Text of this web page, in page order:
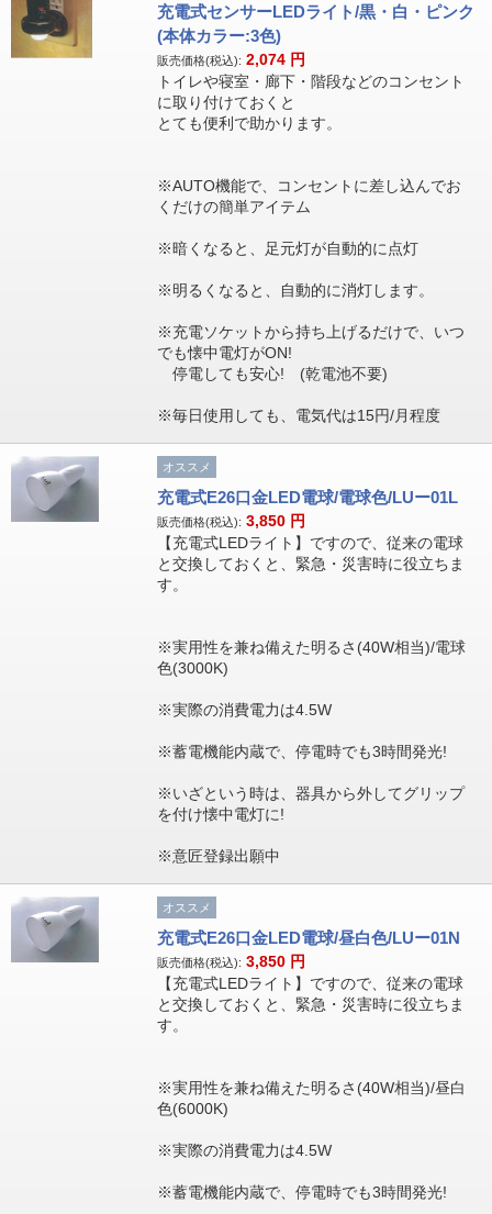
充電式センサーLEDライト/黒・白・ピンク
(本体カラー:3色)
販売価格(税込): 2,074 円
トイレや寝室・廊下・階段などのコンセント
に取り付けておくと
とても便利で助かります。
※AUTO機能で、コンセントに差し込んでお
くだけの簡単アイテム
※暗くなると、足元灯が自動的に点灯
※明るくなると、自動的に消灯します。
※充電ソケットから持ち上げるだけで、いつ
でも懐中電灯がON!
停電しても安心! (乾電池不要)
※毎日使用しても、電気代は15円/月程度
オススメ
充電式E26口金LED電球/電球色/LUー01L
販売価格(税込): 3,850 円
【充電式LEDライト】ですので、従来の電球
と交換しておくと、緊急・災害時に役立ちま
す。
※実用性を兼ね備えた明るさ(40W相当)/電球
色(3000K)
※実際の消費電力は4.5W
※蓄電機能内蔵で、停電時でも3時間発光!
※いざという時は、器具から外してグリップ
を付け懐中電灯に!
※意匠登録出願中
オススメ
充電式E26口金LED電球/昼白色/LUー01N
販売価格(税込): 3,850 円
【充電式LEDライト】ですので、従来の電球
と交換しておくと、緊急・災害時に役立ちま
す。
※実用性を兼ね備えた明るさ(40W相当)/昼白
色(6000K)
※実際の消費電力は4.5W
※蓄電機能内蔵で、停電時でも3時間発光!